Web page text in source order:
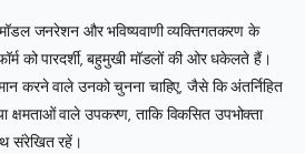
जनरेशन और भविष्यवाणी व्यक्तिगतकरण के
को पारदर्शी, बहुमुखी मॉडलों की ओर धकेलते हैं।
करने वाले उनको चुनना चाहिए, जैसे कि अंतर्निहित
क्षमताओं वाले उपकरण, ताकि विकसित उपभोक्ता
संरेखित रहें।